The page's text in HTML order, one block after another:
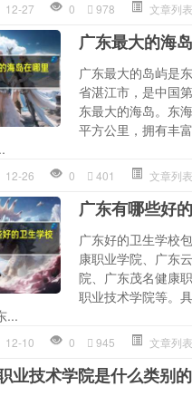
12-27 0 978 文章列表
广东最大的海
广东最大的岛屿是
省湛江市，是中国
东最大的海岛。东
平方公里，拥有丰
12-26 0 401 文章列表
广东有哪些好
广东好的卫生学校
康职业学院、广东
院、广东茂名健康
职业技术学院等。
...
12-10 0 945 文章列表
业技术学院是什么类别